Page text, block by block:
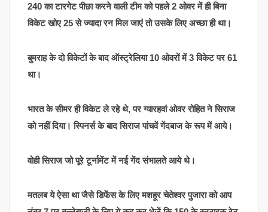
240 का टारगेट पीछा करने वाली टीम को पहले 2 ओवर में ही बिना
विकेट खोए 25 से ज्यादा रन मिल जाएं तो उसके लिए अच्छा ही था।
बुमराह के दो विकेटों के बाद ऑस्ट्रेलिया 10 ओवरों में 3 विकेट पर 61
था।
भारत के सीमर ही विकेट ले रहे थे, पर ग्यारहवां ओवर रोहित ने सिराज
को नहीं दिया। स्पिनर्स के बाद सिराज पांचवें गेंदबाज के रूप में आये।
वोही सिराज जो पूरे टूर्नामेंट में नई गेंद संभालते आये थे।
मतलब ये ऐसा था जैसे डिफेंस के लिए मशहूर चेतेश्वर पुजारा को आप